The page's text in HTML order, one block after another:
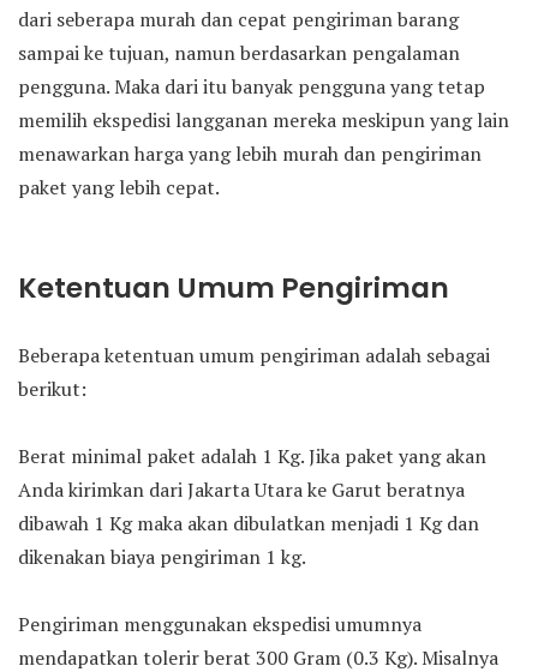
dari seberapa murah dan cepat pengiriman barang
sampai ke tujuan, namun berdasarkan pengalaman
pengguna. Maka dari itu banyak pengguna yang tetap
memilih ekspedisi langganan mereka meskipun yang lain
menawarkan harga yang lebih murah dan pengiriman
paket yang lebih cepat.
Ketentuan Umum Pengiriman
Beberapa ketentuan umum pengiriman adalah sebagai
berikut:
Berat minimal paket adalah 1 Kg. Jika paket yang akan
Anda kirimkan dari Jakarta Utara ke Garut beratnya
dibawah 1 Kg maka akan dibulatkan menjadi 1 Kg dan
dikenakan biaya pengiriman 1 kg.
Pengiriman menggunakan ekspedisi umumnya
mendapatkan tolerir berat 300 Gram (0.3 Kg). Misalnya